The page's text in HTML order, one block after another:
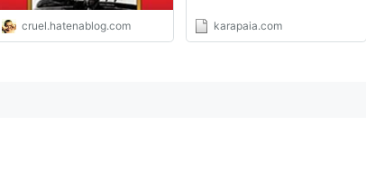
cruel.hatenablog.com karapaia.com